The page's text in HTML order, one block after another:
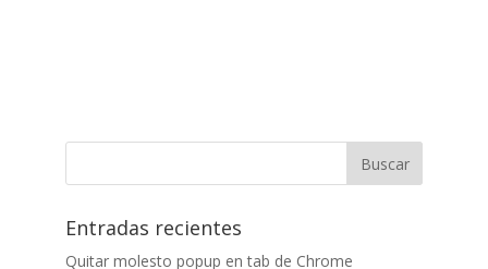
Entradas recientes
Quitar molesto popup en tab de Chrome